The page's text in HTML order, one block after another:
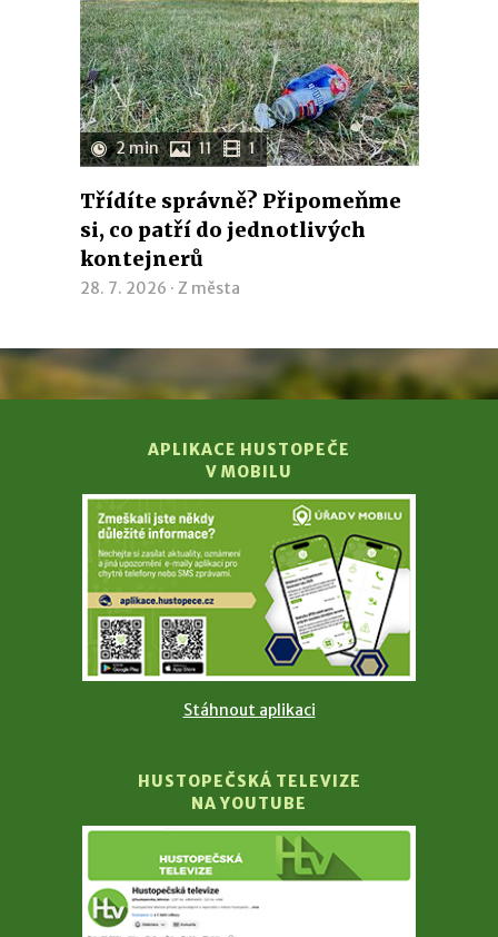
2 min 11 1
Třídíte správně? Připomeňme
si, co patří do jednotlivých
kontejnerů
28. 7. 2026 · Z města
APLIKACE HUSTOPEČE
V MOBILU
Stáhnout aplikaci
HUSTOPEČSKÁ TELEVIZE
NA YOUTUBE